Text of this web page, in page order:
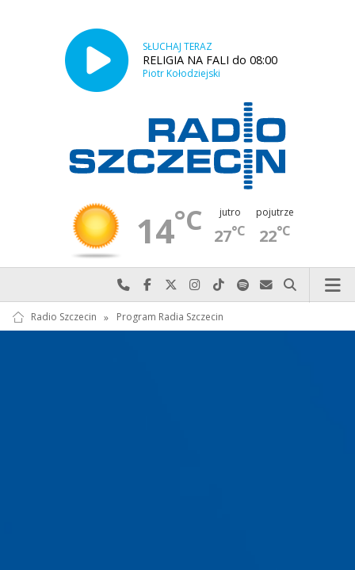
SŁUCHAJ TERAZ
RELIGIA NA FALI do 08:00
Piotr Kołodziejski
14°C jutro
27°C
pojutrze
22°C
Najlepiej po prostu do nas zadzwoń
Odwiedź nas na Facebook-u
Odwiedź nas na X
Odwiedź nas na Instagram-ie
Odwiedź nas na TikTok-u
Szukaj nas na Spotify
Wyślij do nas
Szukaj
Radio Szczecin » Program Radia Szczecin